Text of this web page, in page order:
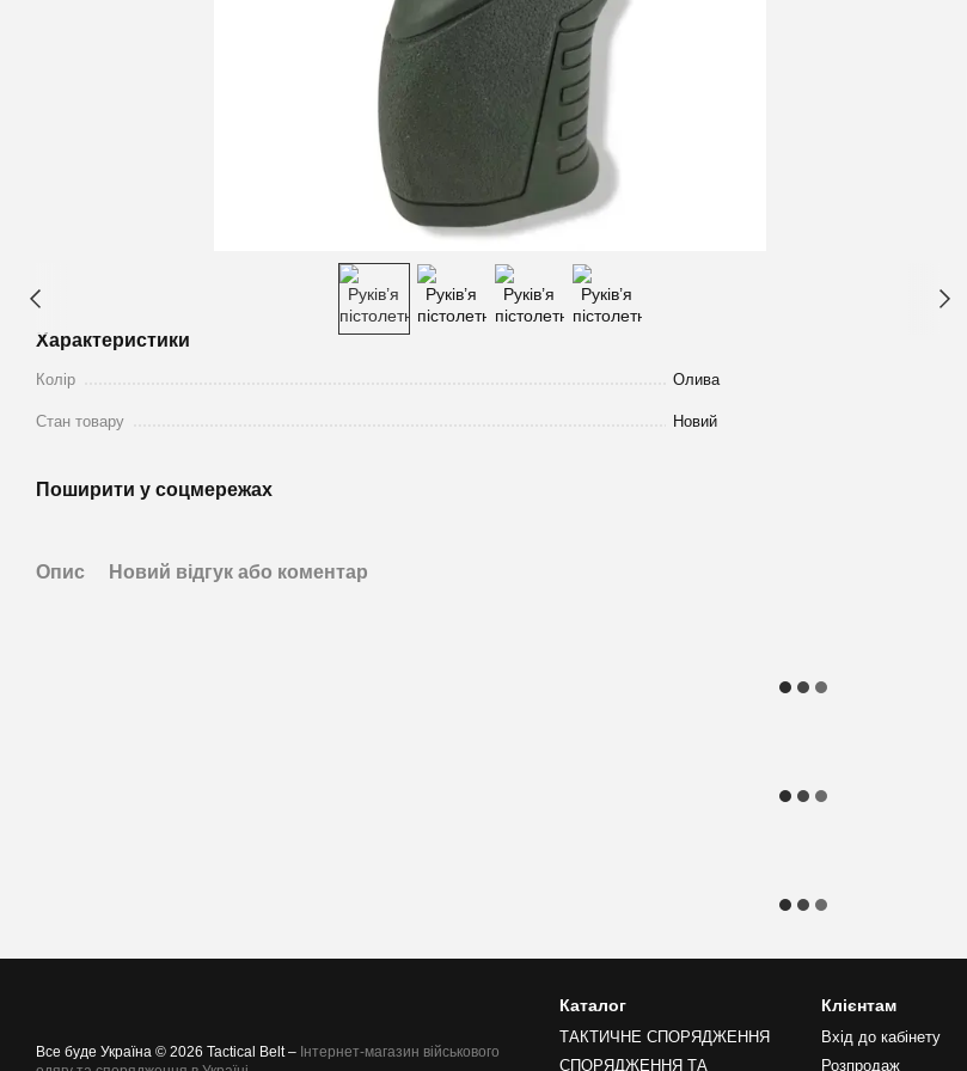
Характеристики
Колір Олива
Стан товару Новий
Поширити у соцмережах
Опис Новий відгук або коментар
Все буде Україна © 2026 Tactical Belt – Інтернет-магазин військового
Каталог
ТАКТИЧНЕ СПОРЯДЖЕННЯ
СПОРЯДЖЕННЯ ТА
Клієнтам
Вхід до кабінету
Розпродаж